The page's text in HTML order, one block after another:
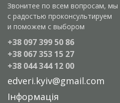
Звонитее по всем вопросам, мы
с радостью проконсультируем
и поможем с выбором
+38 097 399 50 86
+38 067 353 15 27
+38 044 344 12 00
edveri.kyiv@gmail.com
Інформація